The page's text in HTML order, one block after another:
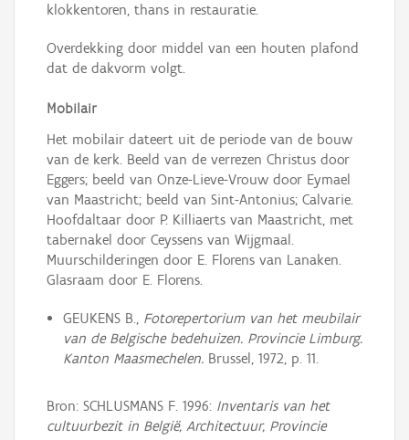
klokkentoren, thans in restauratie.
Overdekking door middel van een houten plafond
dat de dakvorm volgt.
Mobilair
Het mobilair dateert uit de periode van de bouw
van de kerk. Beeld van de verrezen Christus door
Eggers; beeld van Onze-Lieve-Vrouw door Eymael
van Maastricht; beeld van Sint-Antonius; Calvarie.
Hoofdaltaar door P. Killiaerts van Maastricht, met
tabernakel door Ceyssens van Wijgmaal.
Muurschilderingen door E. Florens van Lanaken.
Glasraam door E. Florens.
GEUKENS B., Fotorepertorium van het meubilair
van de Belgische bedehuizen. Provincie Limburg.
Kanton Maasmechelen.Brussel, 1972, p. 11.
Bron: SCHLUSMANS F. 1996: Inventaris van het
cultuurbezit in België, Architectuur, Provincie